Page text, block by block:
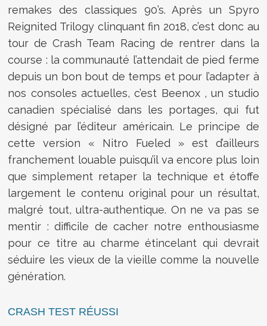
remakes des classiques 90’s. Après un Spyro
Reignited Trilogy clinquant fin 2018, c’est donc au
tour de Crash Team Racing de rentrer dans la
course : la communauté l’attendait de pied ferme
depuis un bon bout de temps et pour l’adapter à
nos consoles actuelles, c’est Beenox , un studio
canadien spécialisé dans les portages, qui fut
désigné par l’éditeur américain. Le principe de
cette version « Nitro Fueled » est d’ailleurs
franchement louable puisqu’il va encore plus loin
que simplement retaper la technique et étoffe
largement le contenu original pour un résultat,
malgré tout, ultra-authentique. On ne va pas se
mentir : difficile de cacher notre enthousiasme
pour ce titre au charme étincelant qui devrait
séduire les vieux de la vieille comme la nouvelle
génération.
CRASH TEST RÉUSSI